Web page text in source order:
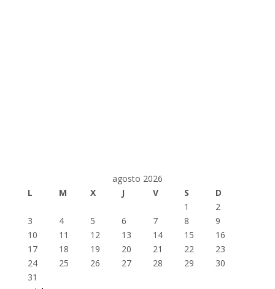
agosto 2026
L
M X J V S
D
1
2
3
4 5 6 7 8
9
10
11 12 13 14 15
16
17
18 19 20 21 22
23
24
25 26 27 28 29
30
31